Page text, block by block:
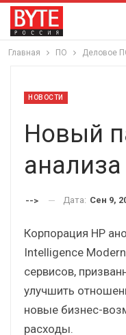
Главная ПО Деловое
НОВОСТИ
Новый
--> Дата: Сен 9,
Корпорация HP
Intelligence
сервисов,
улучшить
новые бизнес-
расходы.